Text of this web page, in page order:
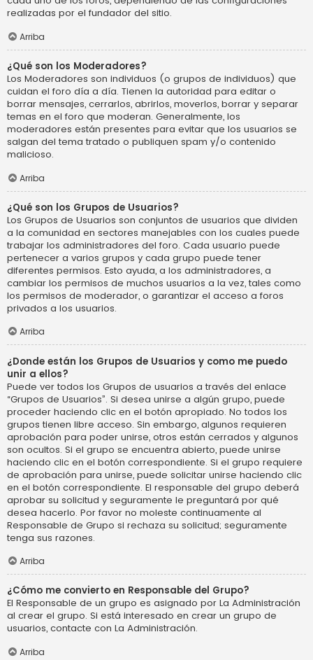
realizadas por el fundador del sitio.
Arriba
¿Qué son los Moderadores?
Los Moderadores son individuos (o grupos de individuos) que
cuidan el foro día a día. Tienen la autoridad para editar o
borrar mensajes, cerrarlos, abrirlos, moverlos, borrar y separar
temas en el foro que moderan. Generalmente, los
moderadores están presentes para evitar que los usuarios se
salgan del tema tratado o publiquen spam y/o contenido
malicioso.
Arriba
¿Qué son los Grupos de Usuarios?
Los Grupos de Usuarios son conjuntos de usuarios que dividen
a la comunidad en sectores manejables con los cuales puede
trabajar los administradores del foro. Cada usuario puede
pertenecer a varios grupos y cada grupo puede tener
diferentes permisos. Esto ayuda, a los administradores, a
cambiar los permisos de muchos usuarios a la vez, tales como
los permisos de moderador, o garantizar el acceso a foros
privados a los usuarios.
Arriba
¿Donde están los Grupos de Usuarios y como me puedo
unir a ellos?
Puede ver todos los Grupos de usuarios a través del enlace
“Grupos de Usuarios”. Si desea unirse a algún grupo, puede
proceder haciendo clic en el botón apropiado. No todos los
grupos tienen libre acceso. Sin embargo, algunos requieren
aprobación para poder unirse, otros están cerrados y algunos
son ocultos. Si el grupo se encuentra abierto, puede unirse
haciendo clic en el botón correspondiente. Si el grupo requiere
de aprobación para unirse, puede solicitar unirse haciendo clic
en el botón correspondiente. El responsable del grupo deberá
aprobar su solicitud y seguramente le preguntará por qué
desea hacerlo. Por favor no moleste continuamente al
Responsable de Grupo si rechaza su solicitud; seguramente
tenga sus razones.
Arriba
¿Cómo me convierto en Responsable del Grupo?
El Responsable de un grupo es asignado por La Administración
al crear el grupo. Si está interesado en crear un grupo de
usuarios, contacte con La Administración.
Arriba